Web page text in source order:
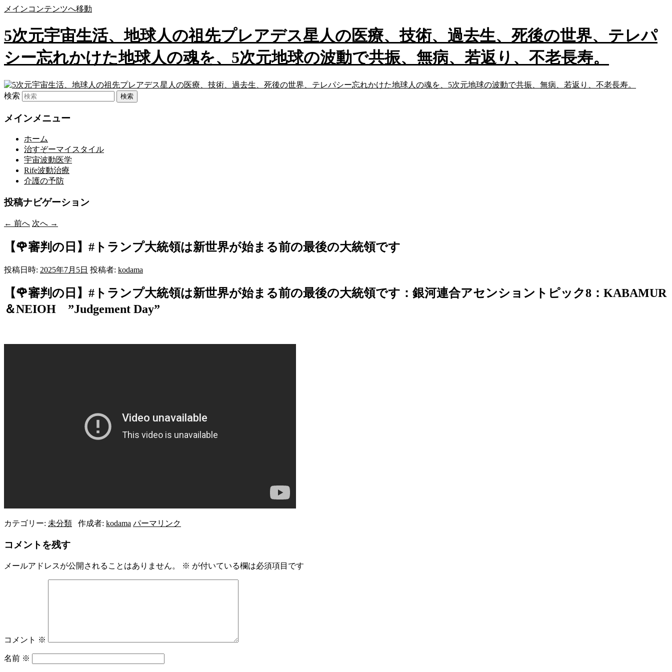
メインコンテンツへ移動
5次元宇宙生活、地球人の祖先プレアデス星人の医療、技術、過去生、死後の世界、テレパ
シー忘れかけた地球人の魂を、5次元地球の波動で共振、無病、若返り、不老長寿。
検索
メインメニュー
ホーム
治すぞーマイスタイル
宇宙波動医学
Rife波動治療
介護の予防
投稿ナビゲーション
← 前へ 次へ →
【🌹審判の日】#トランプ大統領は新世界が始まる前の最後の大統領です
投稿日時: 2025年7月5日 投稿者: kodama
【🌹審判の日】 #トランプ大統領は新世界が始まる前の最後の大統領です ：銀河連合アセンショントピック8：KABAMUR
＆NEIOH ”Judgement Day”
カテゴリー: 未分類 作成者: kodama パーマリンク
コメントを残す
メールアドレスが公開されることはありません。 ※ が付いている欄は必須項目です
コメント ※
名前 ※